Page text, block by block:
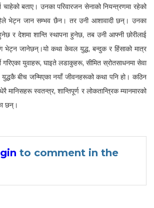
चाहेको बताए। उनका परिवारजन सेनाको नियन्त्रणमा रहेको
भेट्न जान सम्भव छैन। तर उनी आशावादी छन्। उनका
र देशमा शान्ति स्थापना हुनेछ, तब उनी आफ्नी छोरीलाई
भेट्न जानेछन्।यो कथा केवल युद्ध, बन्दुक र हिंसाको मात्र
गरिएका युवाहरू, घाइते लडाकुहरू, सीमित स्रोतसाधनमा सेवा
बीच जन्मिएका नयाँ जीवनहरूको कथा पनि हो। कठिन
मानिसहरू स्वतन्त्र, शान्तिपूर्ण र लोकतान्त्रिक म्यानमारको
छन्।
to comment in the